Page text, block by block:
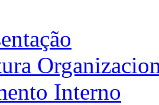
Interno